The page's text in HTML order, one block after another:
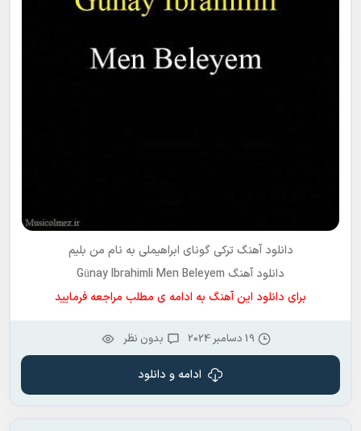
دانلود آهنگ ترکیگونای ابراهیملی به نام من بلیم
دانلود آهنگ Günay Ibrahimli Men Beleyem
برای دانلود این آهنگ به ادامه ی مطلب مراجعه فرمایید
19 دسامبر 2024 بدون نظر
ادامه و دانلود